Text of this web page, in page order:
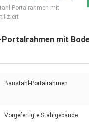
Portalrahmen mit
mit
Baustahl-Portalrahmen
Vorgefertigte Stahlgebäude